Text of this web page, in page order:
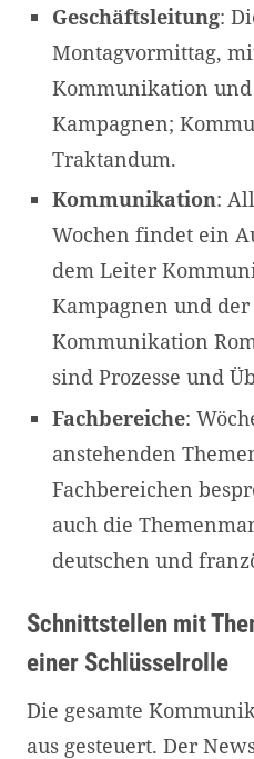
Geschäftsleitung:
Montagvormittag,
Kommunikation
Kampagnen;
Traktandum.
Kommunikation:
Wochen findet ein
dem Leiter
Kampagnen und
Kommunikation
sind Prozesse und
Fachbereiche:
anstehenden
Fachbereichen
auch die
deutschen und
Schnittstellen mit
einer Schlüsselrolle
Die gesamte
aus gesteuert. Der